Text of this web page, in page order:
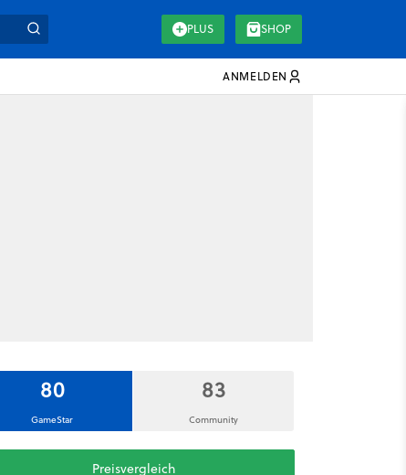
PLUS SHOP
ANMELDEN
80
GameStar
83
Community
Preisvergleich